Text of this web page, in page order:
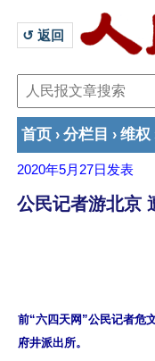
↺ 返回
首页 › 分栏目 › 维权
2020年5月27日 发表
公民记者游北京
前“六四天网”公民记者危